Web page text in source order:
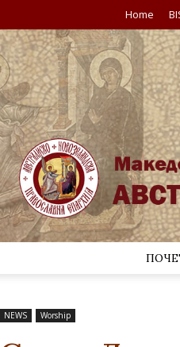
Home
NEWS Worship